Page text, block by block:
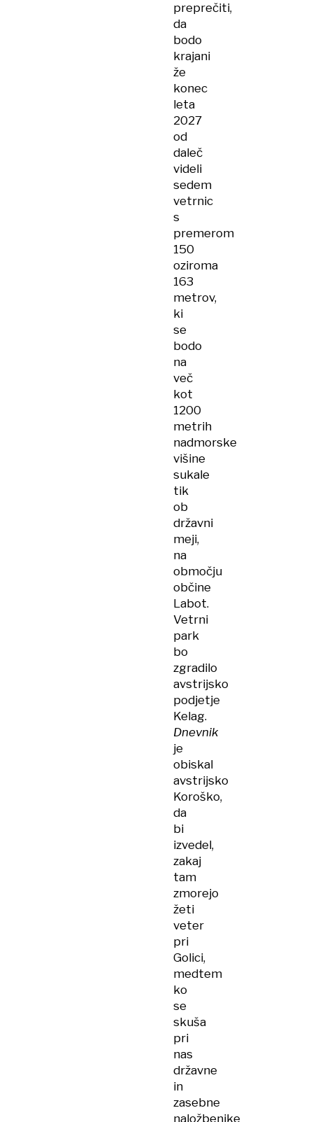
preprečiti,
da
bodo
krajani
že
konec
leta
2027
od
daleč
videli
sedem
vetrnic
s
premerom
150
oziroma
163
metrov,
ki
se
bodo
na
več
kot
1200
metrih
nadmorske
višine
sukale
tik
ob
državni
meji,
na
območju
občine
Labot.
Vetrni
park
bo
zgradilo
avstrijsko
podjetje
Kelag.
Dnevnik
je
obiskal
avstrijsko
Koroško,
da
bi
izvedel,
zakaj
tam
zmorejo
žeti
veter
pri
Golici,
medtem
ko
se
skuša
pri
nas
državne
in
zasebne
naložbenike